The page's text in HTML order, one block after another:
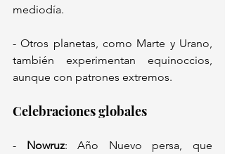
mediodía.
- Otros planetas, como Marte y Urano,
también experimentan equinoccios,
aunque con patrones extremos.
Celebraciones globales
- Nowruz: Año Nuevo persa, que